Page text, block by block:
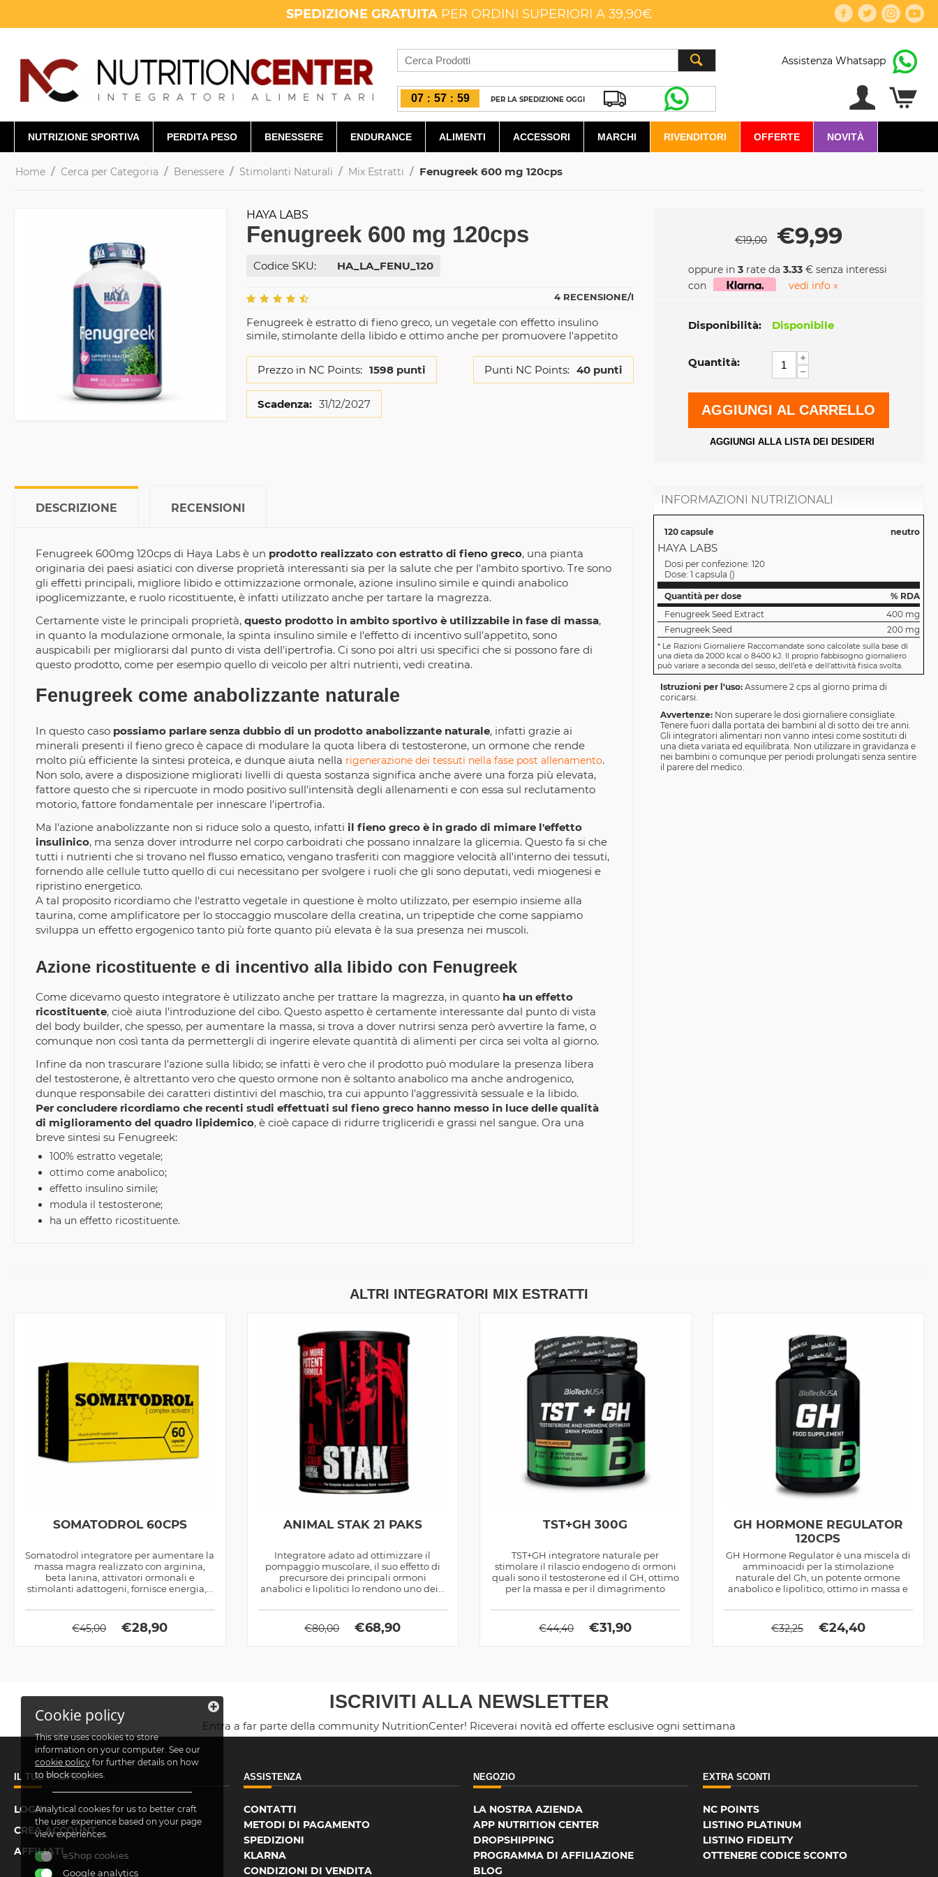
SPEDIZIONE GRATUITA PER ORDINI SUPERIORI A 39,90€
07 : 57 : 58 PER LA SPEDIZIONE OGGI
Assistenza Whatsapp
NUTRIZIONE SPORTIVA PERDITA PESO BENESSERE ENDURANCE ALIMENTI ACCESSORI MARCHI RIVENDITORI OFFERTE NOVITÀ
Home / Cerca per Categoria / Benessere / Stimolanti Naturali / Mix Estratti / Fenugreek 600 mg 120cps
HAYA LABS
Fenugreek 600 mg 120cps
Codice SKU: HA_LA_FENU_120
4 RECENSIONE/I
Fenugreek è estratto di fieno greco, un vegetale con effetto insulino
simile, stimolante della libido e ottimo anche per promuovere l'appetito
Prezzo in NC Points: 1598 punti Punti NC Points: 40 punti
Scadenza: 31/12/2027
€19,00 €9,99
oppure in 3rate da 3.33€ senza interessi
con
vedi info »
Disponibilità: Disponibile
Quantità:
+
−
AGGIUNGI AL CARRELLO
AGGIUNGI ALLA LISTA DEI DESIDERI
DESCRIZIONE RECENSIONI
Fenugreek 600mg 120cps di Haya Labs è un prodotto realizzato con estratto di fieno greco, una pianta
originaria dei paesi asiatici con diverse proprietà interessanti sia per la salute che per l'ambito sportivo. Tre sono
gli effetti principali, migliore libido e ottimizzazione ormonale, azione insulino simile e quindi anabolico
ipoglicemizzante, e ruolo ricostituente, è infatti utilizzato anche per tartare la magrezza.
Certamente viste le principali proprietà, questo prodotto in ambito sportivo è utilizzabile in fase di massa,
in quanto la modulazione ormonale, la spinta insulino simile e l'effetto di incentivo sull'appetito, sono
auspicabili per migliorarsi dal punto di vista dell'ipertrofia. Ci sono poi altri usi specifici che si possono fare di
questo prodotto, come per esempio quello di veicolo per altri nutrienti, vedi creatina.
Fenugreek come anabolizzante naturale
In questo caso possiamo parlare senza dubbio di un prodotto anabolizzante naturale, infatti grazie ai
minerali presenti il fieno greco è capace di modulare la quota libera di testosterone, un ormone che rende
molto più efficiente la sintesi proteica, e dunque aiuta nella rigenerazione dei tessuti nella fase post allenamento.
Non solo, avere a disposizione migliorati livelli di questa sostanza significa anche avere una forza più elevata,
fattore questo che si ripercuote in modo positivo sull'intensità degli allenamenti e con essa sul reclutamento
motorio, fattore fondamentale per innescare l'ipertrofia.
Ma l'azione anabolizzante non si riduce solo a questo, infatti il fieno greco è in grado di mimare l'effetto
insulinico, ma senza dover introdurre nel corpo carboidrati che possano innalzare la glicemia. Questo fa si che
tutti i nutrienti che si trovano nel flusso ematico, vengano trasferiti con maggiore velocità all'interno dei tessuti,
fornendo alle cellule tutto quello di cui necessitano per svolgere i ruoli che gli sono deputati, vedi miogenesi e
ripristino energetico.
A tal proposito ricordiamo che l'estratto vegetale in questione è molto utilizzato, per esempio insieme alla
taurina, come amplificatore per lo stoccaggio muscolare della creatina, un tripeptide che come sappiamo
sviluppa un effetto ergogenico tanto più forte quanto più elevata è la sua presenza nei muscoli.
Azione ricostituente e di incentivo alla libido con Fenugreek
Come dicevamo questo integratore è utilizzato anche per trattare la magrezza, in quanto ha un effetto
ricostituente, cioè aiuta l'introduzione del cibo. Questo aspetto è certamente interessante dal punto di vista
del body builder, che spesso, per aumentare la massa, si trova a dover nutrirsi senza però avvertire la fame, o
comunque non così tanta da permettergli di ingerire elevate quantità di alimenti per circa sei volta al giorno.
Infine da non trascurare l'azione sulla libido; se infatti è vero che il prodotto può modulare la presenza libera
del testosterone, è altrettanto vero che questo ormone non è soltanto anabolico ma anche androgenico,
dunque responsabile dei caratteri distintivi del maschio, tra cui appunto l'aggressività sessuale e la libido.
Per concludere ricordiamo che recenti studi effettuati sul fieno greco hanno messo in luce delle qualità
di miglioramento del quadro lipidemico, è cioè capace di ridurre trigliceridi e grassi nel sangue. Ora una
breve sintesi su Fenugreek:
100% estratto vegetale;
ottimo come anabolico;
effetto insulino simile;
modula il testosterone;
ha un effetto ricostituente.
INFORMAZIONI NUTRIZIONALI
120 capsule neutro
HAYA LABS
Dosi per confezione: 120
Dose: 1 capsula ()
Quantità per dose
% RDA
Fenugreek Seed Extract
400 mg
Fenugreek Seed
200 mg
*Le Razioni Giornaliere Raccomandate sono calcolate sulla base di
una dieta da 2000 kcal o 8400 kJ. Il proprio fabbisogno giornaliero
può variare a seconda del sesso, dell'età e dell'attività fisica svolta.
Istruzioni per l'uso: Assumere 2 cps al giorno prima di
coricarsi.
Avvertenze: Non superare le dosi giornaliere consigliate.
Tenere fuori dalla portata dei bambini al di sotto dei tre anni.
Gli integratori alimentari non vanno intesi come sostituti di
una dieta variata ed equilibrata. Non utilizzare in gravidanza e
nei bambini o comunque per periodi prolungati senza sentire
il parere del medico.
ALTRI INTEGRATORI MIX ESTRATTI
SOMATODROL 60CPS
Somatodrol integratore per aumentare la
massa magra realizzato con arginina,
beta lanina, attivatori ormonali e
stimolanti adattogeni, fornisce energia,...
€45,00 €28,90
ANIMAL STAK 21 PAKS
Integratore adato ad ottimizzare il
pompaggio muscolare, il suo effetto di
precursore dei principali ormoni
anabolici e lipolitici lo rendono uno dei...
€80,00 €68,90
TST+GH 300G
TST+GH integratore naturale per
stimolare il rilascio endogeno di ormoni
quali sono il testosterone ed il GH, ottimo
per la massa e per il dimagrimento
€44,40 €31,90
GH HORMONE REGULATOR
120CPS
GH Hormone Regulator è una miscela di
amminoacidi per la stimolazione
naturale del Gh, un potente ormone
anabolico e lipolitico, ottimo in massa e
€32,25 €24,40
ISCRIVITI ALLA NEWSLETTER
Entra a far parte della community NutritionCenter! Riceverai novità ed offerte esclusive ogni settimana
IL TUO PROFILO
LOGIN
CREA ACCOUNT
AFFILIATI
ASSISTENZA
CONTATTI
METODI DI PAGAMENTO
SPEDIZIONI
KLARNA
CONDIZIONI DI VENDITA
NEGOZIO
LA NOSTRA AZIENDA
APP NUTRITION CENTER
DROPSHIPPING
PROGRAMMA DI AFFILIAZIONE
BLOG
EXTRA SCONTI
NC POINTS
LISTINO PLATINUM
LISTINO FIDELITY
OTTENERE CODICE SCONTO
Cookie policy
This site uses cookies to store
information on your computer. See our
cookie policy for further details on how
to block cookies.
Analytical cookies for us to better craft
the user experience based on your page
view experiences.
eShop cookies
Google analytics